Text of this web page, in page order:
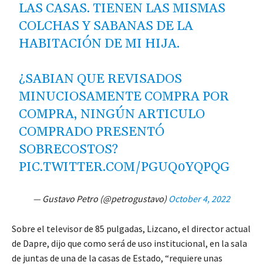
LAS CASAS. TIENEN LAS MISMAS
COLCHAS Y SABANAS DE LA
HABITACIÓN DE MI HIJA.
¿SABIAN QUE REVISADOS
MINUCIOSAMENTE COMPRA POR
COMPRA, NINGÚN ARTICULO
COMPRADO PRESENTÓ
SOBRECOSTOS?
PIC.TWITTER.COM/PGUQ0YQPQG
— Gustavo Petro (@petrogustavo) October 4, 2022
Sobre el televisor de 85 pulgadas, Lizcano, el director actual
de Dapre, dijo que como será de uso institucional, en la sala
de juntas de una de la casas de Estado, “requiere unas